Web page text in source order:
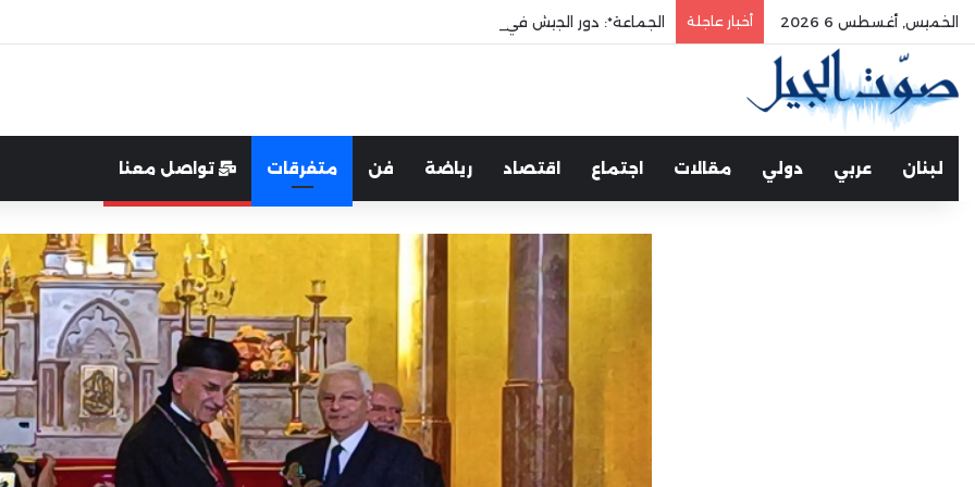
الخميس, أغسطس 6 2026 أخبار عاجلة الجماعة*: دور الجيش في حماية الوطن والدفاع عنه هو الأساس
لبنان عربي دولي مقالات اجتماع اقتصاد رياضة فن متفرقات تواصل معنا